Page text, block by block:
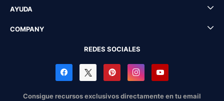
AYUDA
COMPANY
REDES SOCIALES
Consigue recursos exclusivos directamente en tu email